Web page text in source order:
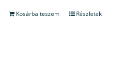
Kosárba teszem Részletek